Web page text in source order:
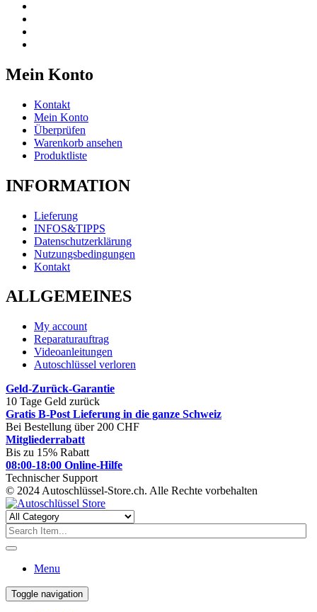
Mein Konto
Kontakt
Mein Konto
Überprüfen
Warenkorb ansehen
Produktliste
INFORMATION
Lieferung
INFOS&TIPPS
Datenschutzerklärung
Nutzungsbedingungen
Kontakt
ALLGEMEINES
My account
Reparaturauftrag
Videoanleitungen
Autoschlüssel verloren
Geld-Zurück-Garantie
10 Tage Geld zurück
Gratis B-Post Lieferung in die ganze Schweiz
Bei Bestellung über 200 CHF
Mitgliederrabatt
Bis zu 15% Rabatt
08:00-18:00 Online-Hilfe
Technischer Support
© 2024 Autoschlüssel-Store.ch. Alle Rechte vorbehalten
Menu
Toggle navigation